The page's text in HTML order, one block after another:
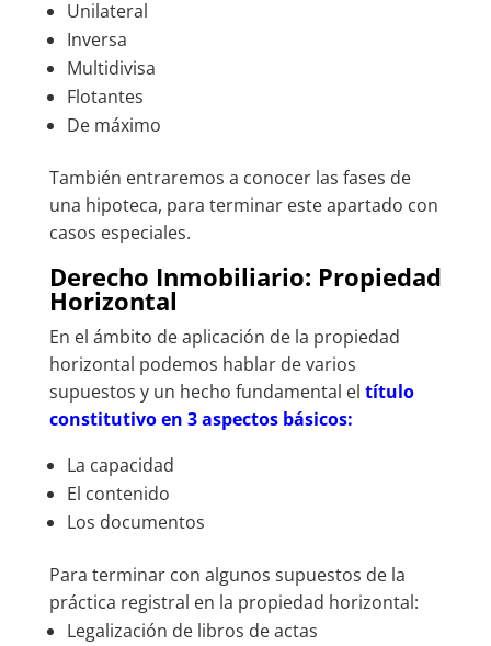
Unilateral
Inversa
Multidivisa
Flotantes
De máximo
También entraremos a conocer las fases de
una hipoteca, para terminar este apartado con
casos especiales.
Derecho Inmobiliario: Propiedad
Horizontal
En el ámbito de aplicación de la propiedad
horizontal podemos hablar de varios
supuestos y un hecho fundamental el título
constitutivo en 3 aspectos básicos:
La capacidad
El contenido
Los documentos
Para terminar con algunos supuestos de la
práctica registral en la propiedad horizontal:
Legalización de libros de actas